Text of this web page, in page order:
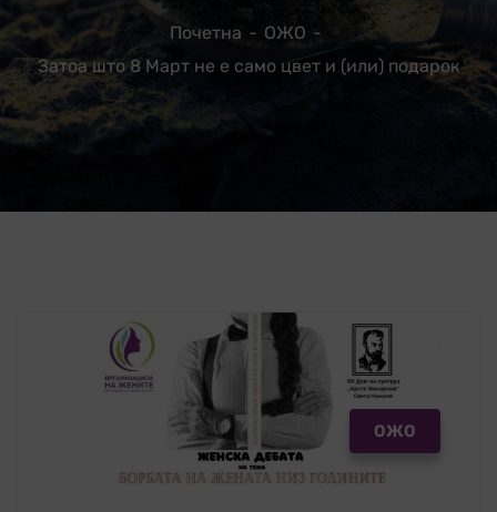
Почетна
ОЖО
Затоа што 8 Март не е само цвет и (или) подарок
ОЖО